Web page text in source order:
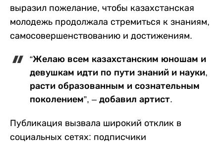
выразил пожелание, чтобы казахстанская
молодежь продолжала стремиться к знаниям,
самосовершенствованию и достижениям.
“Желаю всем казахстанским юношам и
девушкам идти по пути знаний и науки,
расти образованным и сознательным
поколением”, – добавил артист.
Публикация вызвала широкий отклик в
социальных сетях: подписчики